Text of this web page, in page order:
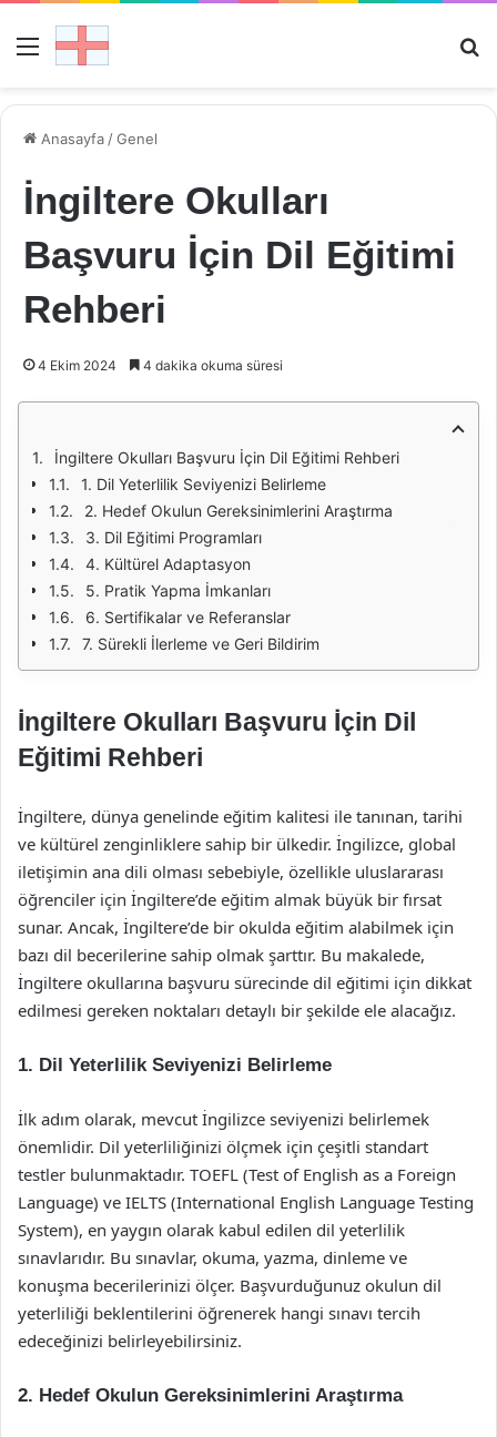
Menü
Anasayfa /Genel
İngiltere Okulları
Başvuru İçin Dil Eğitimi
Rehberi
4 Ekim 2024 4 dakika okuma süresi
İngiltere Okulları Başvuru İçin Dil Eğitimi Rehberi
1. Dil Yeterlilik Seviyenizi Belirleme
2. Hedef Okulun Gereksinimlerini Araştırma
3. Dil Eğitimi Programları
4. Kültürel Adaptasyon
5. Pratik Yapma İmkanları
6. Sertifikalar ve Referanslar
7. Sürekli İlerleme ve Geri Bildirim
İngiltere Okulları Başvuru İçin Dil
Eğitimi Rehberi
İngiltere, dünya genelinde eğitim kalitesi ile tanınan, tarihi
ve kültürel zenginliklere sahip bir ülkedir. İngilizce, global
iletişimin ana dili olması sebebiyle, özellikle uluslararası
öğrenciler için İngiltere’de eğitim almak büyük bir fırsat
sunar. Ancak, İngiltere’de bir okulda eğitim alabilmek için
bazı dil becerilerine sahip olmak şarttır. Bu makalede,
İngiltere okullarına başvuru sürecinde dil eğitimi için dikkat
edilmesi gereken noktaları detaylı bir şekilde ele alacağız.
1. Dil Yeterlilik Seviyenizi Belirleme
İlk adım olarak, mevcut İngilizce seviyenizi belirlemek
önemlidir. Dil yeterliliğinizi ölçmek için çeşitli standart
testler bulunmaktadır. TOEFL (Test of English as a Foreign
Language) ve IELTS (International English Language Testing
System), en yaygın olarak kabul edilen dil yeterlilik
sınavlarıdır. Bu sınavlar, okuma, yazma, dinleme ve
konuşma becerilerinizi ölçer. Başvurduğunuz okulun dil
yeterliliği beklentilerini öğrenerek hangi sınavı tercih
edeceğinizi belirleyebilirsiniz.
2. Hedef Okulun Gereksinimlerini Araştırma